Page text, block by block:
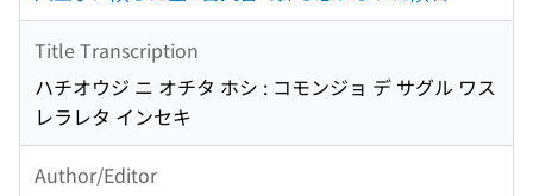
Title Transcription
ハチオウジ ニ オチタ ホシ : コモンジョ デ サグル ワス
レラレタ インセキ
Author/Editor